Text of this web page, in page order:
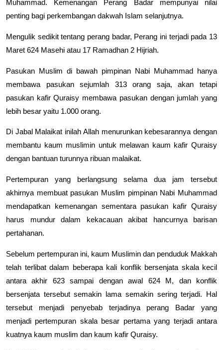
Muhammad. Kemenangan Perang Badar mempunyai nilai
penting bagi perkembangan dakwah Islam selanjutnya.
Mengulik sedikit tentang perang badar, Perang ini terjadi pada 13
Maret 624 Masehi atau 17 Ramadhan 2 Hijriah.
Pasukan Muslim di bawah pimpinan Nabi Muhammad hanya
membawa pasukan sejumlah 313 orang saja, akan tetapi
pasukan kafir Quraisy membawa pasukan dengan jumlah yang
lebih besar yaitu 1.000 orang.
Di Jabal Malaikat inilah Allah menurunkan kebesarannya dengan
membantu kaum muslimin untuk melawan kaum kafir Quraisy
dengan bantuan turunnya ribuan malaikat.
Pertempuran yang berlangsung selama dua jam tersebut
akhirnya membuat pasukan Muslim pimpinan Nabi Muhammad
mendapatkan kemenangan sementara pasukan kafir Quraisy
harus mundur dalam kekacauan akibat hancurnya barisan
pertahanan.
Sebelum pertempuran ini, kaum Muslimin dan penduduk Makkah
telah terlibat dalam beberapa kali konflik bersenjata skala kecil
antara akhir 623 sampai dengan awal 624 M, dan konflik
bersenjata tersebut semakin lama semakin sering terjadi. Hal
tersebut menjadi penyebab terjadinya perang Badar yang
menjadi pertempuran skala besar pertama yang terjadi antara
kuatnya kaum muslim dan kaum kafir Quraisy.